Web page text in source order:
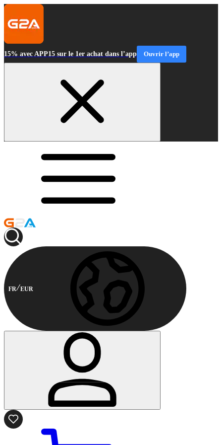
15% avec APP15 sur le 1er achat dans l’app Ouvrir l’app
FR EUR